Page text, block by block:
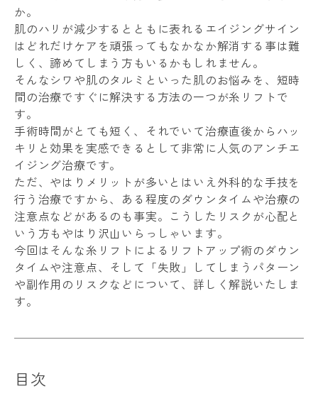
か。
肌のハリが減少するとともに表れるエイジングサイン
はどれだけケアを頑張ってもなかなか解消する事は難
しく、諦めてしまう方もいるかもしれません。
そんなシワや肌のタルミといった肌のお悩みを、短時
間の治療ですぐに解決する方法の一つが糸リフトで
す。
手術時間がとても短く、それでいて治療直後からハッ
キリと効果を実感できるとして非常に人気のアンチエ
イジング治療です。
ただ、やはりメリットが多いとはいえ外科的な手技を
行う治療ですから、ある程度のダウンタイムや治療の
注意点などがあるのも事実。こうしたリスクが心配と
いう方もやはり沢山いらっしゃいます。
今回はそんな糸リフトによるリフトアップ術のダウン
タイムや注意点、そして「失敗」してしまうパターン
や副作用のリスクなどについて、詳しく解説いたしま
す。
目次